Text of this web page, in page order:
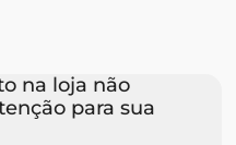
na loja não
para sua